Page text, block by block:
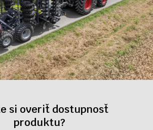
si overiť dostupnosť
produktu?